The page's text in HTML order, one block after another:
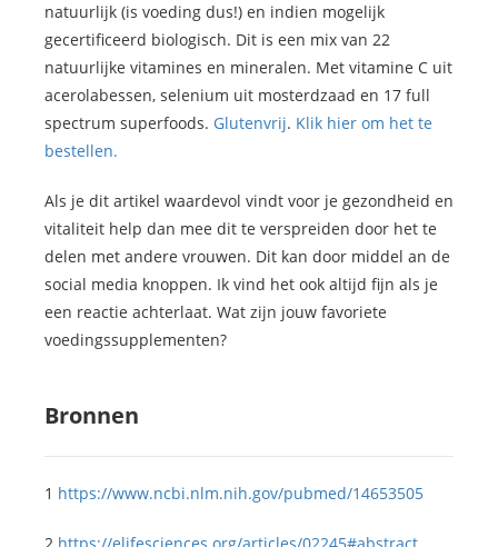
natuurlijk (is voeding dus!) en indien mogelijk
gecertificeerd biologisch. Dit is een mix van 22
natuurlijke vitamines en mineralen. Met vitamine C uit
acerolabessen, selenium uit mosterdzaad en 17 full
spectrum superfoods. Glutenvrij. Klik hier om het te
bestellen.
Als je dit artikel waardevol vindt voor je gezondheid en
vitaliteit help dan mee dit te verspreiden door het te
delen met andere vrouwen. Dit kan door middel an de
social media knoppen. Ik vind het ook altijd fijn als je
een reactie achterlaat. Wat zijn jouw favoriete
voedingssupplementen?
Bronnen
1 https://www.ncbi.nlm.nih.gov/pubmed/14653505